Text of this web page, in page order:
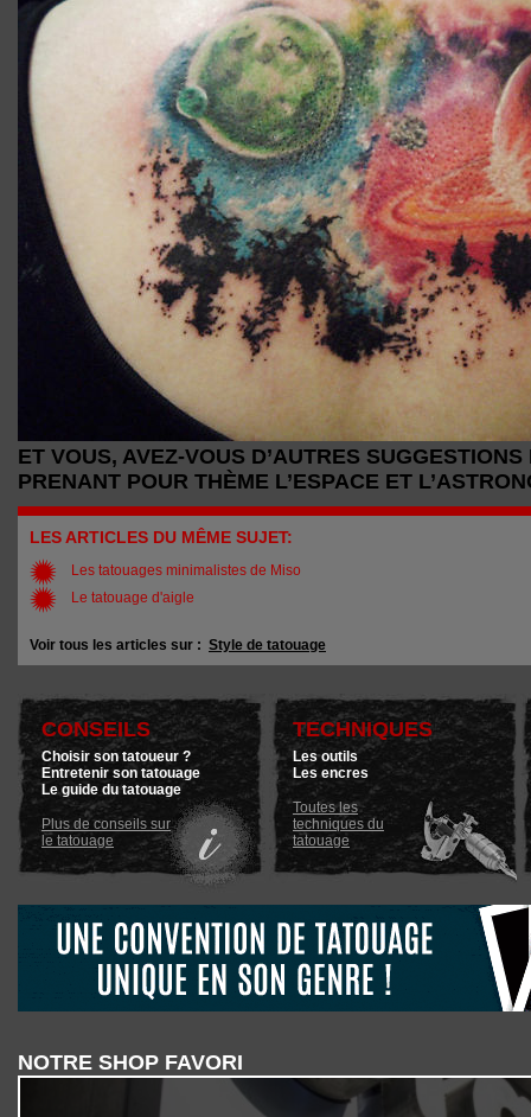
ET VOUS, AVEZ-VOUS D’AUTRES
PRENANT POUR THÈME L’ESPACE ET
LES ARTICLES DU MÊME SUJET:
Les tatouages minimalistes de Miso
Le tatouage d'aigle
Voir tous les articles sur : Style de tatouage
CONSEILS
Choisir son tatoueur ?
Entretenir son tatouage
Le guide du tatouage
Plus de conseils sur
le tatouage
TECHNIQUES
Les outils
Les encres
Toutes les
techniques du
tatouage
NOTRE SHOP FAVORI